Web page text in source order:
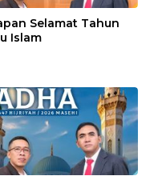
Selamat Tahun
Islam